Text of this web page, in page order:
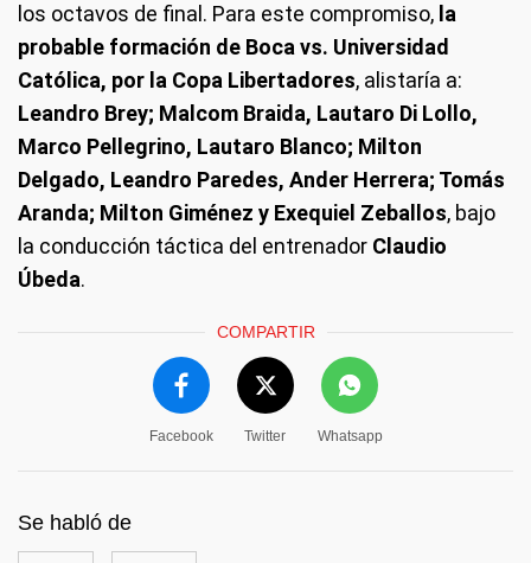
los octavos de final. Para este compromiso, la
probable formación de Boca vs. Universidad
Católica, por la Copa Libertadores, alistaría a:
Leandro Brey; Malcom Braida, Lautaro Di Lollo,
Marco Pellegrino, Lautaro Blanco; Milton
Delgado, Leandro Paredes, Ander Herrera; Tomás
Aranda; Milton Giménez y Exequiel Zeballos, bajo
la conducción táctica del entrenador Claudio
Úbeda.
COMPARTIR
Facebook Twitter Whatsapp
Se habló de